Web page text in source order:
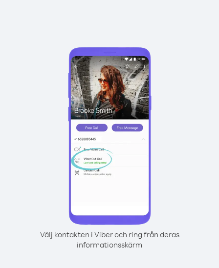
Välj kontakten i Viber och ring från deras
informationsskärm